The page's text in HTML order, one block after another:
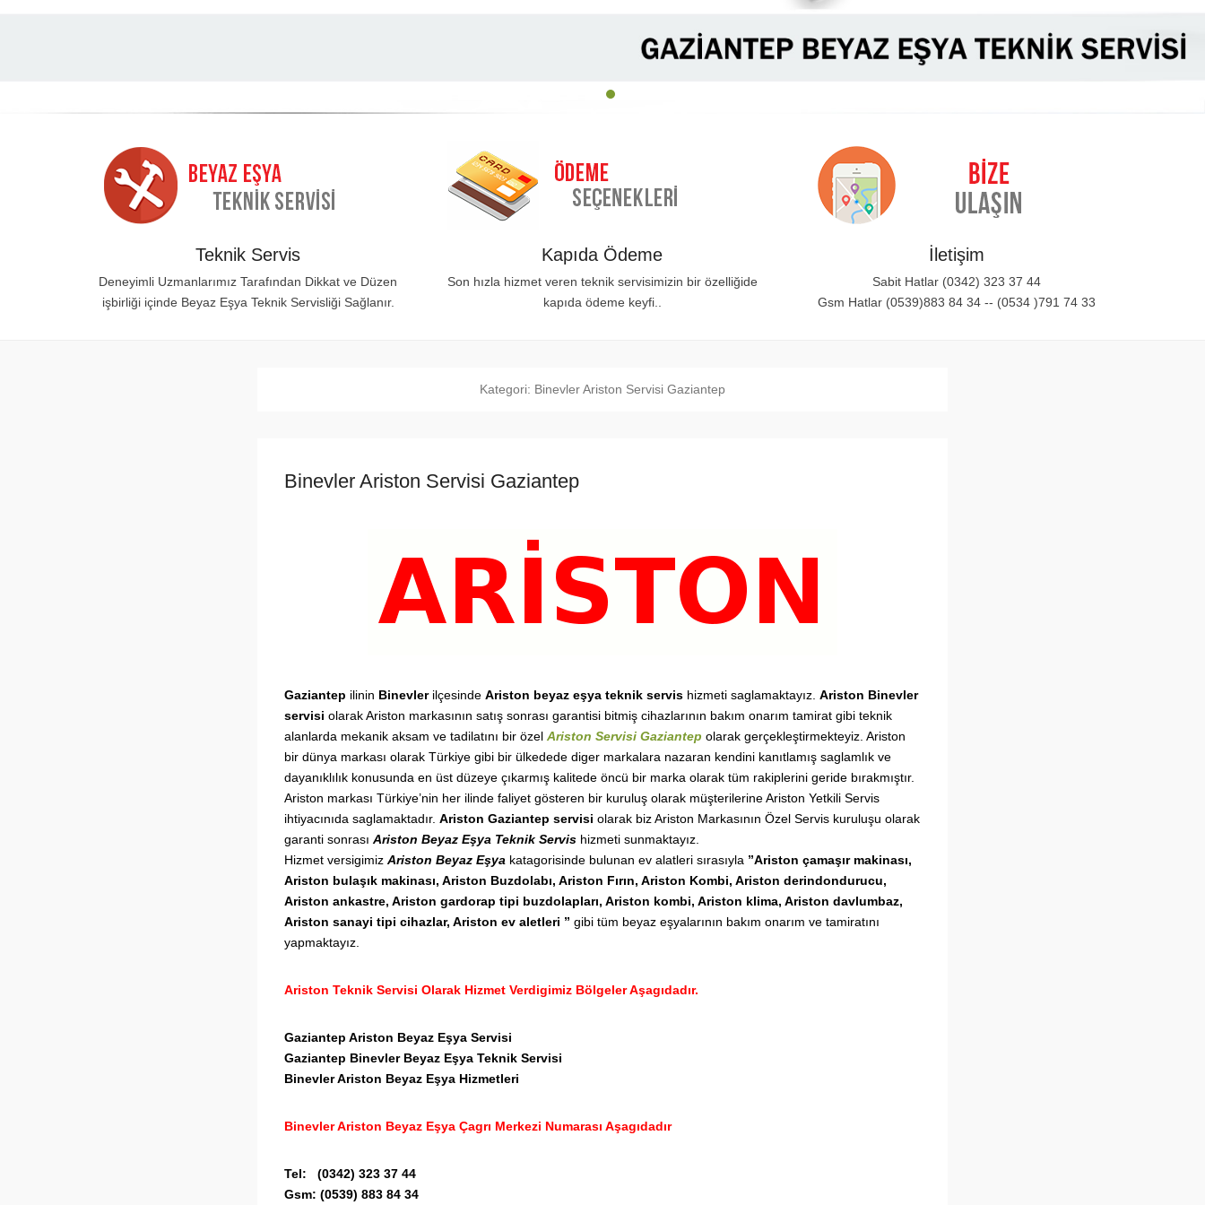
Teknik Servis
Deneyimli Uzmanlarımız Tarafından Dikkat ve Düzen
işbirliği içinde Beyaz Eşya Teknik Servisliği Sağlanır.
Kapıda Ödeme
Son hızla hizmet veren teknik servisimizin bir özelliğide
kapıda ödeme keyfi..
İletişim
Sabit Hatlar (0342) 323 37 44
Gsm Hatlar (0539)883 84 34 -- (0534 )791 74 33
Kategori: Binevler Ariston Servisi Gaziantep
Binevler Ariston Servisi Gaziantep
Gaziantep ilinin Binevler ilçesinde Ariston beyaz eşya teknik servis hizmeti saglamaktayız. Ariston Binevler
servisi olarak Ariston markasının satış sonrası garantisi bitmiş cihazlarının bakım onarım tamirat gibi teknik
alanlarda mekanik aksam ve tadilatını bir özel Ariston Servisi Gaziantep olarak gerçekleştirmekteyiz. Ariston
bir dünya markası olarak Türkiye gibi bir ülkedede diger markalara nazaran kendini kanıtlamış saglamlık ve
dayanıklılık konusunda en üst düzeye çıkarmış kalitede öncü bir marka olarak tüm rakiplerini geride bırakmıştır.
Ariston markası Türkiye’nin her ilinde faliyet gösteren bir kuruluş olarak müşterilerine Ariston Yetkili Servis
ihtiyacınıda saglamaktadır. Ariston Gaziantep servisi olarak biz Ariston Markasının Özel Servis kuruluşu olarak
garanti sonrası Ariston Beyaz Eşya Teknik Servis hizmeti sunmaktayız.
Hizmet versigimiz Ariston Beyaz Eşya katagorisinde bulunan ev alatleri sırasıyla ”Ariston çamaşır makinası,
Ariston bulaşık makinası, Ariston Buzdolabı, Ariston Fırın, Ariston Kombi, Ariston derindondurucu,
Ariston ankastre, Ariston gardorap tipi buzdolapları, Ariston kombi, Ariston klima, Ariston davlumbaz,
Ariston sanayi tipi cihazlar, Ariston ev aletleri ” gibi tüm beyaz eşyalarının bakım onarım ve tamiratını
yapmaktayız.
Ariston Teknik Servisi Olarak Hizmet Verdigimiz Bölgeler Aşagıdadır.
Gaziantep Ariston Beyaz Eşya Servisi
Gaziantep Binevler Beyaz Eşya Teknik Servisi
BinevlerAriston Beyaz Eşya Hizmetleri
BinevlerAriston Beyaz Eşya Çagrı Merkezi Numarası Aşagıdadır
Tel: (0342) 323 37 44
Gsm: (0539) 883 84 34